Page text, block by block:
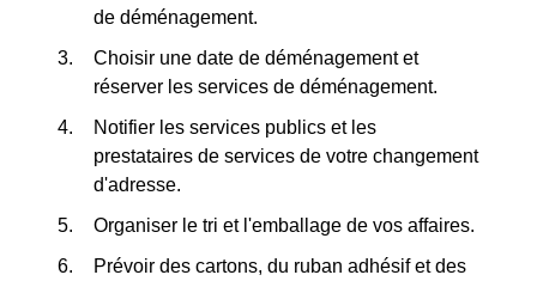
de déménagement.
Choisir une date de déménagement et
réserver les services de déménagement.
Notifier les services publics et les
prestataires de services de votre changement
d'adresse.
Organiser le tri et l'emballage de vos affaires.
Prévoir des cartons, du ruban adhésif et des